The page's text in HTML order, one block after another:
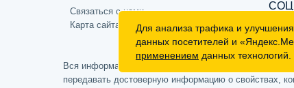
Связаться с нами
Карта сайта
Вся информация на сайте носит ознакомительный
передавать достоверную информацию о свойствах,
Для анализа трафика и
данных посетителей и
применением данных